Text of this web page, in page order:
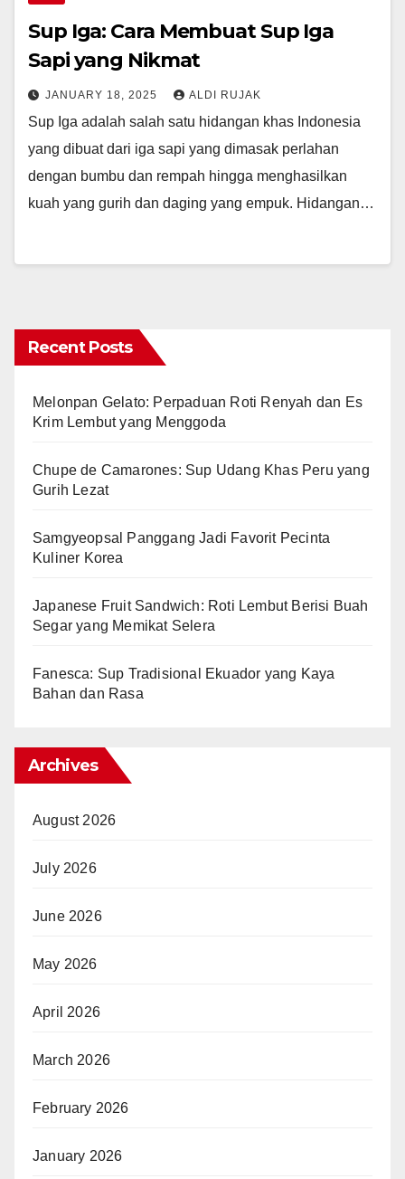
Sup Iga: Cara Membuat Sup Iga
Sapi yang Nikmat
JANUARY 18, 2025 ALDI RUJAK
Sup Iga adalah salah satu hidangan khas Indonesia
yang dibuat dari iga sapi yang dimasak perlahan
dengan bumbu dan rempah hingga menghasilkan
kuah yang gurih dan daging yang empuk. Hidangan…
Recent Posts
Melonpan Gelato: Perpaduan Roti Renyah dan Es
Krim Lembut yang Menggoda
Chupe de Camarones: Sup Udang Khas Peru yang
Gurih Lezat
Samgyeopsal Panggang Jadi Favorit Pecinta
Kuliner Korea
Japanese Fruit Sandwich: Roti Lembut Berisi Buah
Segar yang Memikat Selera
Fanesca: Sup Tradisional Ekuador yang Kaya
Bahan dan Rasa
Archives
August 2026
July 2026
June 2026
May 2026
April 2026
March 2026
February 2026
January 2026